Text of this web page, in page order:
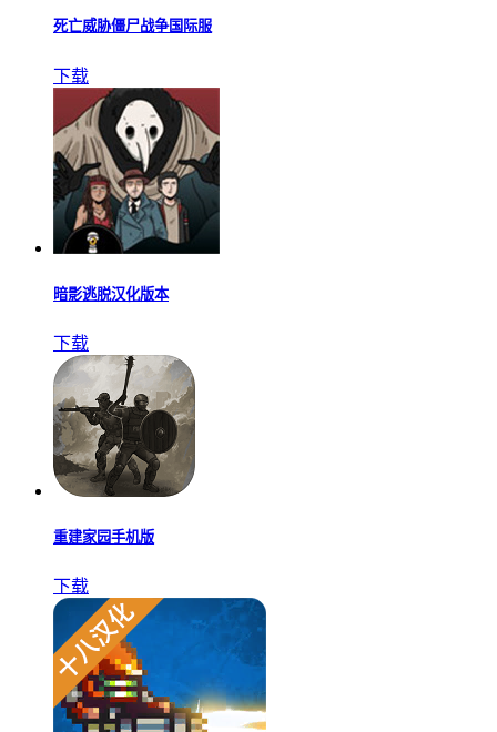
死亡威胁僵尸战争国际服
下载
暗影逃脱汉化版本
下载
重建家园手机版
下载